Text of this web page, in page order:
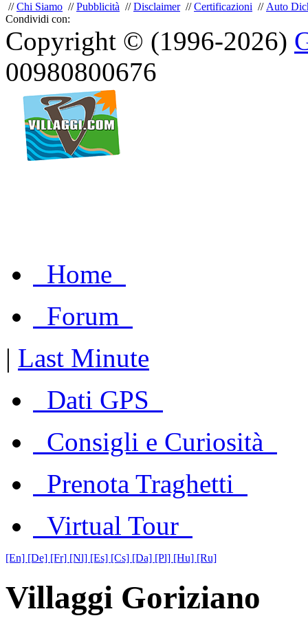
//Chi Siamo //Pubblicità //Disclaimer//Certificazioni // Auto
Condividi con:
Copyright © (1996-2026)
00980800676
Home
Forum
| Last Minute
Dati GPS
Consigli e Curiosità
Prenota Traghetti
Virtual Tour
[En] [De] [Fr] [Nl] [Es] [Cs] [Da] [Pl] [Hu] [Ru]
Villaggi Goriziano